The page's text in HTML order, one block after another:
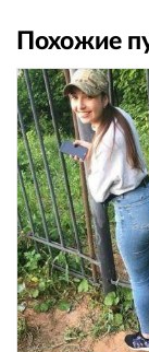
Похожие